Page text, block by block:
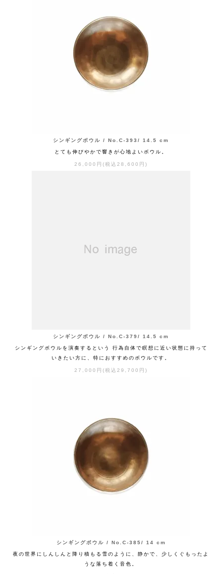
シンギングボウル / No.C-393/ 14.5 cm
とても伸びやかで響きが心地よいボウル。
26,000円(税込28,600円)
シンギングボウル / No.C-379/ 14.5 cm
シンギングボウルを演奏するという 行為自体で瞑想に近い状態に持って
いきたい方に、特におすすめのボウルです。
27,000円(税込29,700円)
シンギングボウル / No.C-385/ 14 cm
夜の世界にしんしんと降り積もる雪のように、静かで、少しくぐもったよ
うな落ち着く音色。